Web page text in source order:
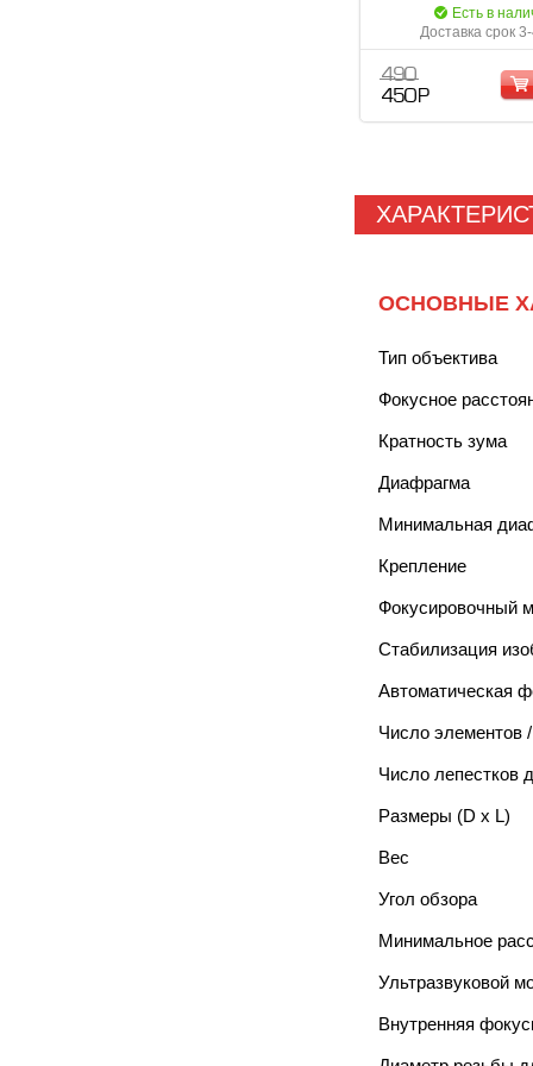
Есть в
Доставка срок
490
450 Р
ОСНОВНЫЕ
Тип объектива
Фокусное
Кратность зума
Диафрагма
Минимальная
Крепление
Фокусировочный
Стабилизация
Автоматическая
Число элементов
Число лепестков
Размеры (D x L)
Вес
Угол обзора
Минимальное
Ультразвуковой
Внутренняя